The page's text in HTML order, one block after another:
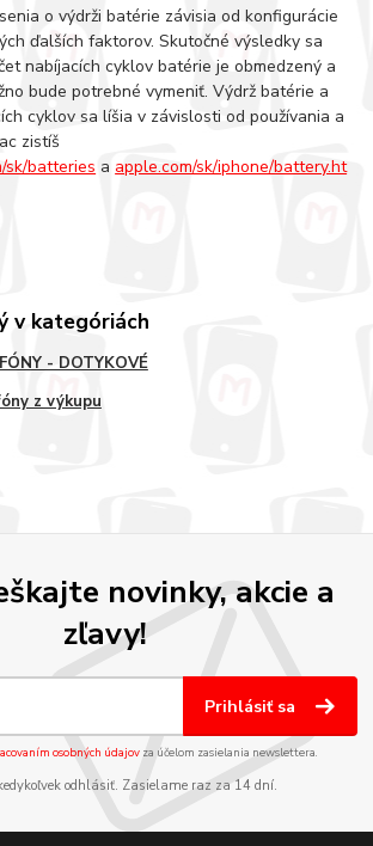
o výdrži batérie závisia od konfigurácie
ďalších faktorov. Skutočné výsledky sa
nabíjacích cyklov batérie je obmedzený a
bude potrebné vymeniť. Výdrž batérie a
cyklov sa líšia v závislosti od používania a
zistíš
sk/batteries a apple.com/sk/iphone/battery.ht
v kategóriách
- DOTYKOVÉ
z výkupu
novinky, akcie a
zľavy!
Prihlásiť sa
osobných údajov za účelom zasielania newslettera.
odhlásiť. Zasielame raz za 14 dní.